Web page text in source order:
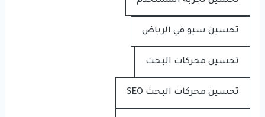
تحسين سيو في الرياض
تحسين محركات البحث
تحسين محركات البحث SEO